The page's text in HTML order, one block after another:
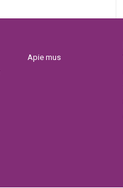
Apie mus